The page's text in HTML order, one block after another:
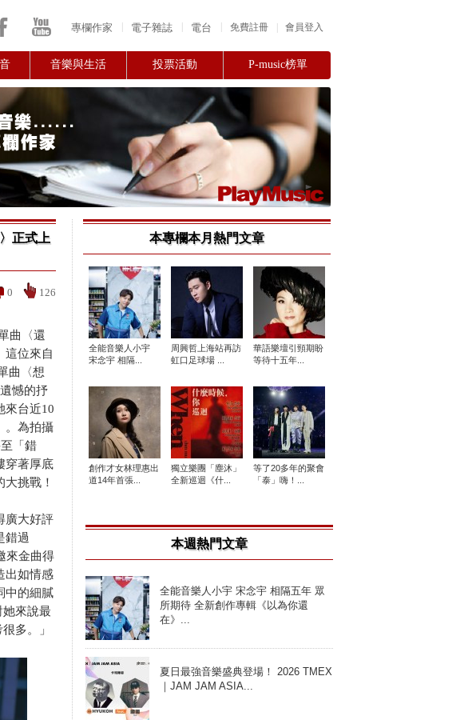
會員登入
免費註冊
專欄作家 電子雜誌 電台
音樂與生活 投票活動 P-music榜單
正式上
0 126
曲〈還
這位來自
曲〈想
憾的抒
來台近10
。為拍攝
「錯
穿著厚底
挑戰！
廣大好評
錯過
來金曲得
出如情感
中的細膩
她來說最
多。」
本專欄本月熱門文章
全能音樂人小宇
宋念宇 相隔...
周興哲上海站再訪
虹口足球場 ...
華語樂壇引頸期盼
等待十五年...
創作才女林理惠出
道14年首張...
獨立樂團「塵沐」
全新巡迴《什...
等了20多年的聚會
「泰」嗨！...
本週熱門文章
全能音樂人小宇 宋念宇 相隔五年 眾
所期待 全新創作專輯《以為你還
在》...
夏日最強音樂盛典登場！ 2026 TMEX
｜JAM JAM ASIA...